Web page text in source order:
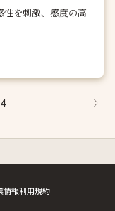
を刺激、感度の高
4
情報利用規約